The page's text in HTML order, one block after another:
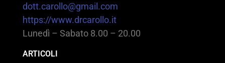
dott.carollo@gmail.com
https://www.drcarollo.it
Lunedì – Sabato 8.00 – 20.00
ARTICOLI